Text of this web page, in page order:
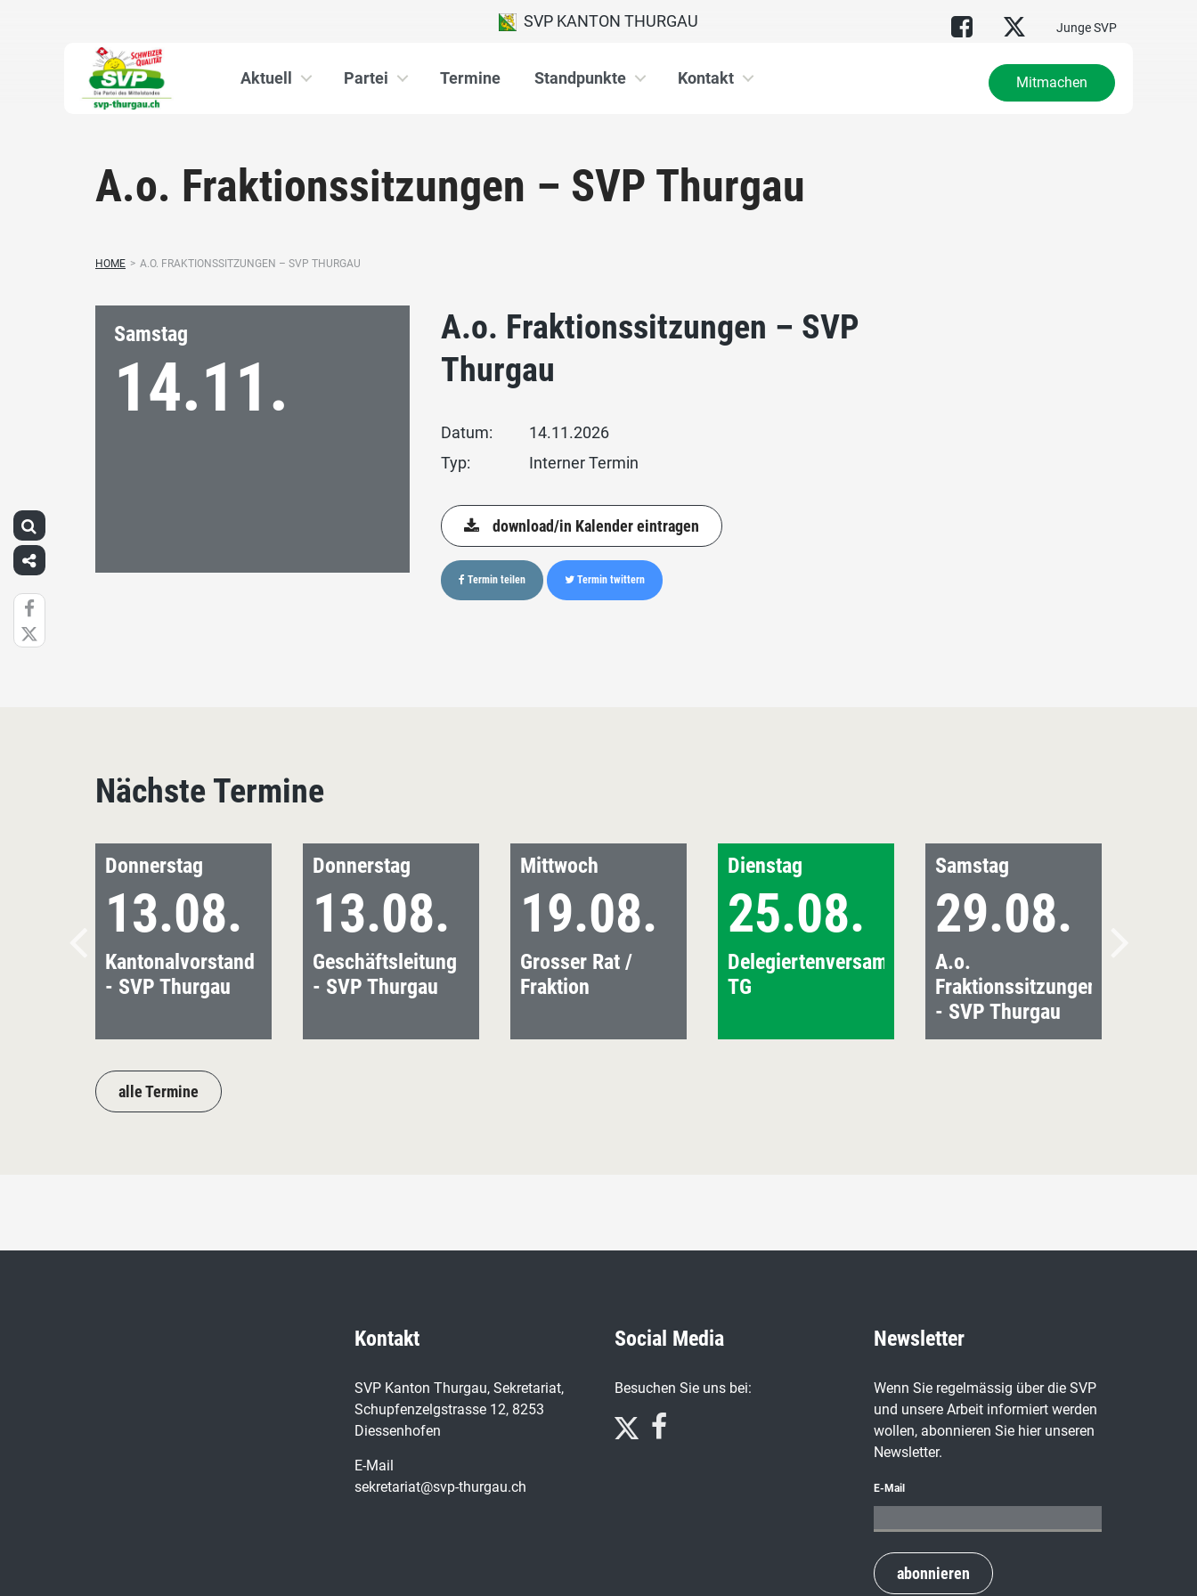
Junge SVP
SVP KANTON THURGAU
Aktuell Partei Termine Standpunkte Kontakt Mitmachen
A.o. Fraktionssitzungen – SVP Thurgau
HOME > A.O. FRAKTIONSSITZUNGEN – SVP THURGAU
Samstag
14.11.
A.o. Fraktionssitzungen – SVP
Thurgau
Datum:
14.11.2026
Typ:
Interner Termin
download/in Kalender eintragen
Termin teilen Termin twittern
Nächste Termine
Donnerstag
13.08.
Kantonalvorstand
- SVP Thurgau
Donnerstag
13.08.
Geschäftsleitung
- SVP Thurgau
Mittwoch
19.08.
Grosser Rat /
Fraktion
Dienstag
25.08.
Delegiertenversammlungen
TG
Samstag
29.08.
A.o.
Fraktionssitzungen
- SVP Thurgau
alle Termine
Kontakt
SVP Kanton Thurgau, Sekretariat,
Schupfenzelgstrasse 12, 8253
Diessenhofen
E-Mail
sekretariat@svp-thurgau.ch
Social Media
Besuchen Sie uns bei:
Newsletter
Wenn Sie regelmässig über die SVP
und unsere Arbeit informiert werden
wollen, abonnieren Sie hier unseren
Newsletter.
E-Mail
abonnieren